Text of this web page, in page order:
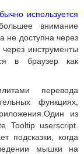
используется
внимание
не доступна через
инструменты
в браузер как
перевода
функциях,
из
Tooltip userscript.
подсказки, когда
мышки на